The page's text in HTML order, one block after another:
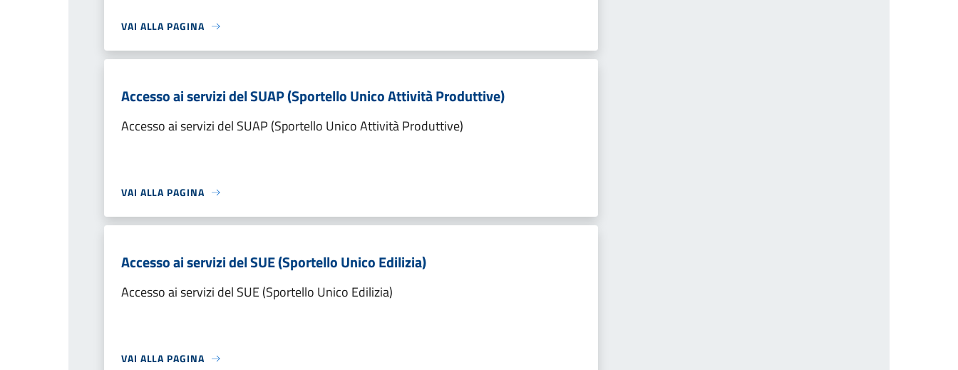
VAI ALLA PAGINA
Accesso ai servizi del SUAP (Sportello Unico Attività Produttive)
Accesso ai servizi del SUAP (Sportello Unico Attività Produttive)
VAI ALLA PAGINA
Accesso ai servizi del SUE (Sportello Unico Edilizia)
Accesso ai servizi del SUE (Sportello Unico Edilizia)
VAI ALLA PAGINA